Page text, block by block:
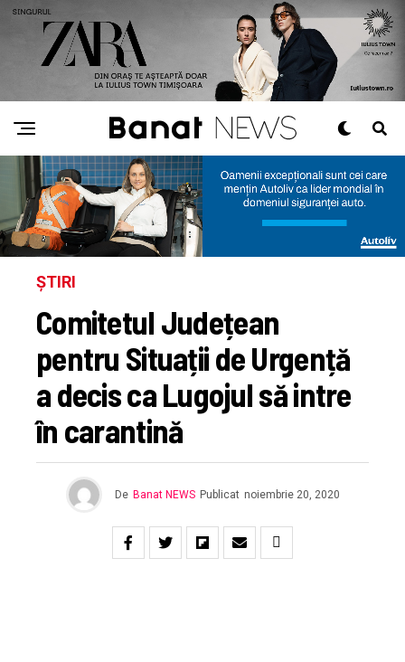
ȘTIRI
Comitetul Județean
pentru Situații de Urgență
a decis ca Lugojul să intre
în carantină
De Banat NEWS Publicat noiembrie 20, 2020